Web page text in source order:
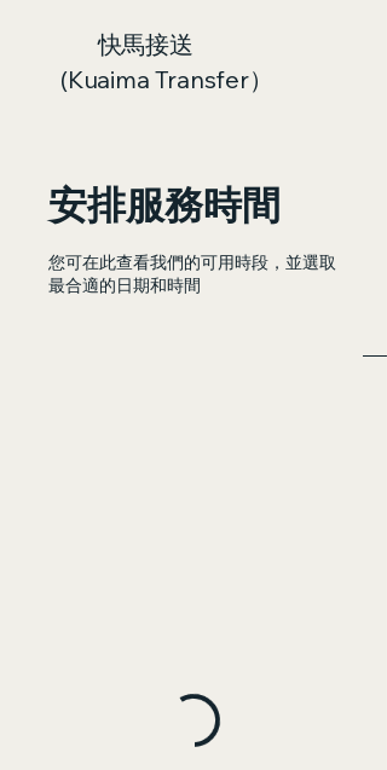
快馬接送
(Kuaima Transfer）
安排服務時間
您可在此查看我們的可用時段，並選取
最合適的日期和時間